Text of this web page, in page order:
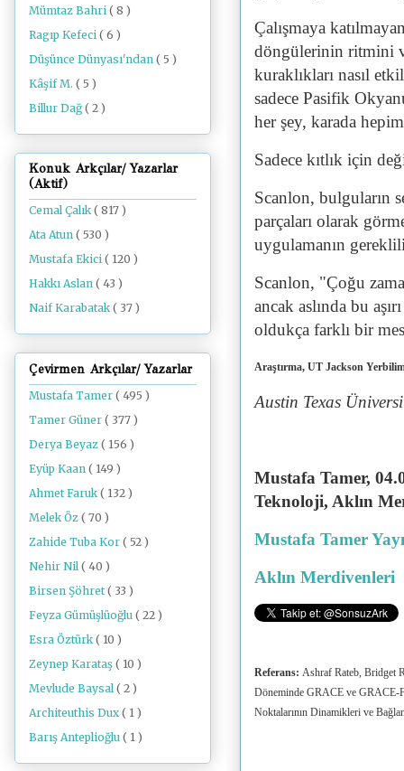
Çalışmaya
döngülerinin ritmini
kuraklıkları nasıl
sadece Pasifik
her şey, karada
Sadece kıtlık için
Scanlon, bulguların
parçaları olarak
uygulamanın
Scanlon, "Çoğu
ancak aslında bu
oldukça farklı bir
Araştırma, UT Jackson
Austin Texas
Mustafa Tamer,
Teknoloji, Aklın
Mustafa Tamer
Aklın Merdivenleri
Referans: Ashraf Rateb, Bridget
Döneminde GRACE ve GRACE-
Noktalarının Dinamikleri ve
Mümtaz Bahri ( 8 )
Ragıp Kefeci ( 6 )
Düşünce Dünyası'ndan ( 5 )
Kâşif M. ( 5 )
Billur Dağ ( 2 )
Konuk Arkçılar/ Yazarlar
(Aktif)
Cemal Çalık( 817 )
Ata Atun ( 530 )
Mustafa Ekici ( 120 )
Hakkı Aslan ( 43 )
Naif Karabatak( 37 )
Çevirmen Arkçılar/ Yazarlar
Mustafa Tamer ( 495 )
Tamer Güner ( 377 )
Derya Beyaz ( 156 )
Eyüp Kaan ( 149 )
Ahmet Faruk ( 132 )
Melek Öz ( 70 )
Zahide Tuba Kor ( 52 )
Nehir Nil ( 40 )
Birsen Şöhret ( 33 )
Feyza Gümüşlüoğlu ( 22 )
Esra Öztürk ( 10 )
Zeynep Karataş ( 10 )
Mevlude Baysal ( 2 )
Architeuthis Dux ( 1 )
Barış Anteplioğlu ( 1 )